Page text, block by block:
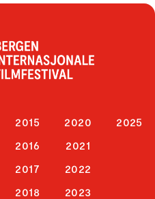
2015
2016
2017
2018
2020
2021
2022
2023
2025